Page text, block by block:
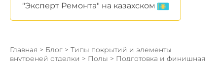
"Эксперт Ремонта" на казахском
Главная > Блог > Типы покрытий и элементы
внутреней отделки > Полы > Подготовка и финишная